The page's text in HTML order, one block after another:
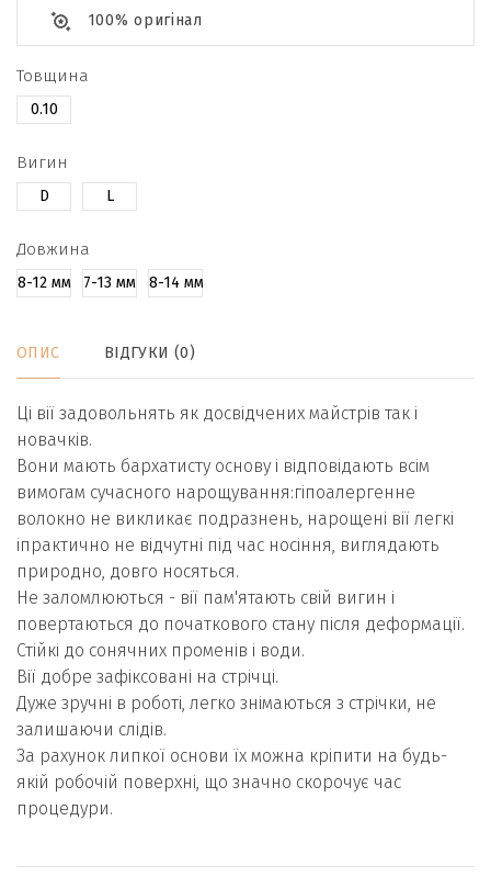
100% оригінал
Товщина
0.10
Вигин
D L
Довжина
8-12 мм 7-13 мм 8-14 мм
ОПИС ВІДГУКИ (0)
Ці вії задовольнять як досвідчених майстрів так і
новачків.
Вони мають бархатисту основу і відповідають всім
вимогам сучасного нарощування:гіпоалергенне
волокно не викликає подразнень, нарощені вії легкі
іпрактично не відчутні під час носіння, виглядають
природно, довго носяться.
Не заломлюються - вії пам'ятають свій вигин і
повертаються до початкового стану після деформації.
Стійкі до сонячних променів і води.
Вії добре зафіксовані на стрічці.
Дуже зручні в роботі, легко знімаються з стрічки, не
залишаючи слідів.
За рахунок липкої основи їх можна кріпити на будь-
якій робочій поверхні, що значно скорочує час
процедури.